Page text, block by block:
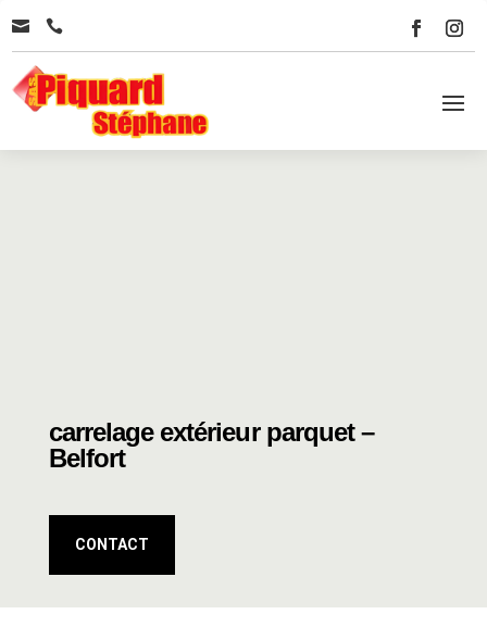
 
carrelage extérieur parquet –
Belfort
CONTACT